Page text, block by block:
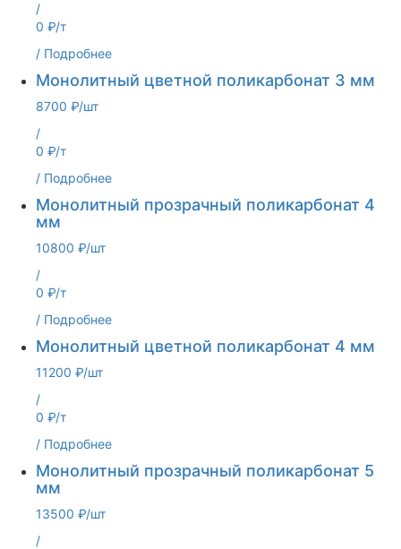
/
0 ₽/т
/ Подробнее
Монолитный цветной поликарбонат 3 мм
8700 ₽/шт
/
0 ₽/т
/ Подробнее
Монолитный прозрачный поликарбонат 4
мм
10800 ₽/шт
/
0 ₽/т
/ Подробнее
Монолитный цветной поликарбонат 4 мм
11200 ₽/шт
/
0 ₽/т
/ Подробнее
Монолитный прозрачный поликарбонат 5
мм
13500 ₽/шт
/